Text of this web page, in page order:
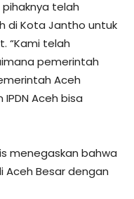
pihaknya telah
di Kota Jantho untuk
“Kami telah
pemerintah
Aceh
Aceh bisa
menegaskan bahwa
Besar dengan